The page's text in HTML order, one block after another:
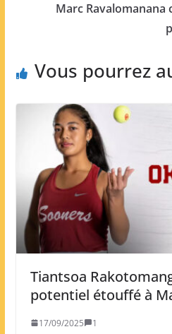
Marc Ravalomanana
Vous pourrez
Tiantsoa
potentiel étouffé à
17/09/2025 1